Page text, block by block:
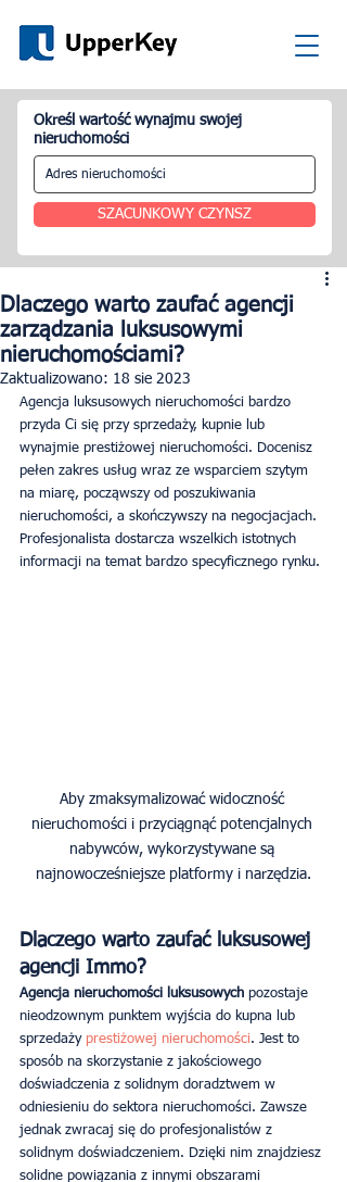
Określ wartość wynajmu swojej
nieruchomości
SZACUNKOWY CZYNSZ
Dlaczego warto zaufać agencji
zarządzania luksusowymi
nieruchomościami?
Zaktualizowano: 18 sie 2023
Agencja luksusowych nieruchomości bardzo
przyda Ci się przy sprzedaży, kupnie lub
wynajmie prestiżowej nieruchomości. Docenisz
pełen zakres usług wraz ze wsparciem szytym
na miarę, począwszy od poszukiwania
nieruchomości, a skończywszy na negocjacjach.
Profesjonalista dostarcza wszelkich istotnych
informacji na temat bardzo specyficznego rynku.
Aby zmaksymalizować widoczność
nieruchomości i przyciągnąć potencjalnych
nabywców, wykorzystywane są
Dlaczego warto zaufać luksusowej
agencji Immo?
Agencja nieruchomości luksusowych pozostaje
nieodzownym punktem wyjścia do kupna lub
sprzedaży prestiżowej nieruchomości. Jest to
sposób na skorzystanie z jakościowego
doświadczenia z solidnym doradztwem w
odniesieniu do sektora nieruchomości. Zawsze
jednak zwracaj się do profesjonalistów z
solidnym doświadczeniem. Dzięki nim znajdziesz
solidne powiązania z innymi obszarami